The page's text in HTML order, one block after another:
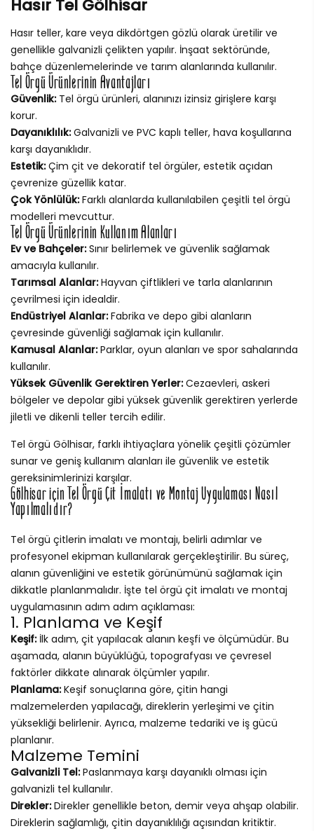
Hasır Tel Gölhisar
Hasır teller, kare veya dikdörtgen gözlü olarak üretilir ve
genellikle galvanizli çelikten yapılır. İnşaat sektöründe,
bahçe düzenlemelerinde ve tarım alanlarında kullanılır.
Tel Örgü Ürünlerinin Avantajları
Güvenlik:Tel örgü ürünleri, alanınızı izinsiz girişlere karşı
korur.
Dayanıklılık:Galvanizli ve PVC kaplı teller, hava koşullarına
karşı dayanıklıdır.
Estetik:Çim çit ve dekoratif tel örgüler, estetik açıdan
çevrenize güzellik katar.
Çok Yönlülük:Farklı alanlarda kullanılabilen çeşitli tel örgü
modelleri mevcuttur.
Tel Örgü Ürünlerinin Kullanım Alanları
Ev ve Bahçeler:Sınır belirlemek ve güvenlik sağlamak
amacıyla kullanılır.
Tarımsal Alanlar:Hayvan çiftlikleri ve tarla alanlarının
çevrilmesi için idealdir.
Endüstriyel Alanlar:Fabrika ve depo gibi alanların
çevresinde güvenliği sağlamak için kullanılır.
Kamusal Alanlar:Parklar, oyun alanları ve spor sahalarında
kullanılır.
Yüksek Güvenlik Gerektiren Yerler:Cezaevleri, askeri
bölgeler ve depolar gibi yüksek güvenlik gerektiren yerlerde
jiletli ve dikenli teller tercih edilir.
Tel örgü Gölhisar, farklı ihtiyaçlara yönelik çeşitli çözümler
sunar ve geniş kullanım alanları ile güvenlik ve estetik
gereksinimlerinizi karşılar.
Gölhisar için Tel Örgü Çit İmalatı ve Montaj Uygulaması Nasıl
Yapılmalıdır?
Tel örgü çitlerin imalatı ve montajı, belirli adımlar ve
profesyonel ekipman kullanılarak gerçekleştirilir. Bu süreç,
alanın güvenliğini ve estetik görünümünü sağlamak için
dikkatle planlanmalıdır. İşte tel örgü çit imalatı ve montaj
uygulamasının adım adım açıklaması:
1. Planlama ve Keşif
Keşif:İlk adım, çit yapılacak alanın keşfi ve ölçümüdür. Bu
aşamada, alanın büyüklüğü, topografyası ve çevresel
faktörler dikkate alınarak ölçümler yapılır.
Planlama:Keşif sonuçlarına göre, çitin hangi
malzemelerden yapılacağı, direklerin yerleşimi ve çitin
yüksekliği belirlenir. Ayrıca, malzeme tedariki ve iş gücü
planlanır.
Malzeme Temini
Galvanizli Tel:Paslanmaya karşı dayanıklı olması için
galvanizli tel kullanılır.
Direkler:Direkler genellikle beton, demir veya ahşap olabilir.
Direklerin sağlamlığı, çitin dayanıklılığı açısından kritiktir.